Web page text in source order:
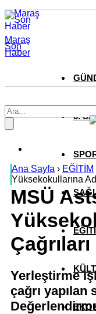
Maraş
Son
Haber
3.
Ana Sayfa › EĞİTİM
Yüksekokullarına
MSÜ
Yerleştirme
çağrı yapılan